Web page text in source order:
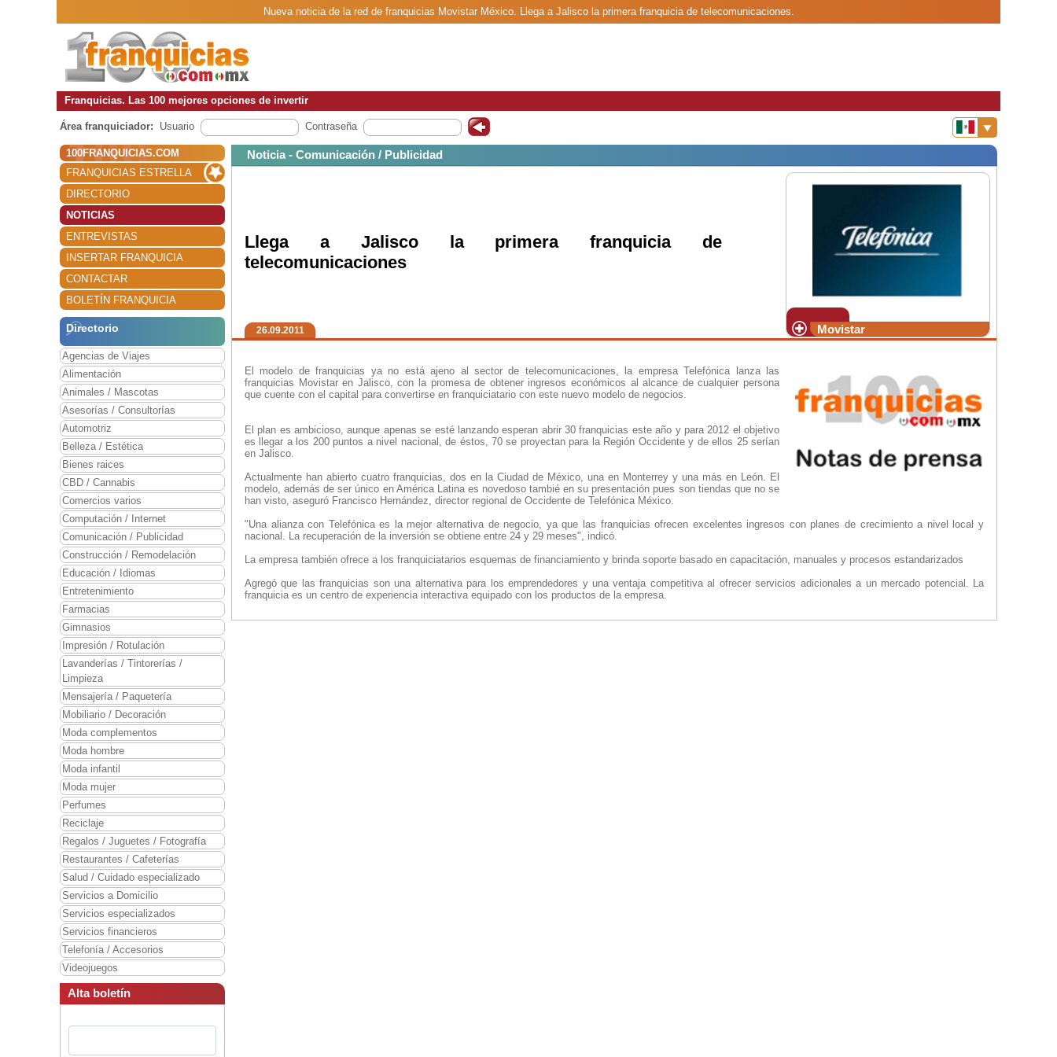
Nueva noticia de la red de franquicias Movistar México. Llega a Jalisco la primera franquicia de telecomunicaciones.
Franquicias. Las 100 mejores opciones de invertir
Área franquiciador: Usuario Contraseña
100FRANQUICIAS.COM
FRANQUICIAS ESTRELLA
DIRECTORIO
NOTICIAS
ENTREVISTAS
INSERTAR FRANQUICIA
CONTACTAR
BOLETÍN FRANQUICIA
Directorio
Agencias de Viajes
Alimentación
Animales / Mascotas
Asesorías / Consultorías
Automotriz
Belleza / Estética
Bienes raices
CBD / Cannabis
Comercios varios
Computación / Internet
Comunicación / Publicidad
Construcción / Remodelación
Educación / Idiomas
Entretenimiento
Farmacias
Gimnasios
Impresión / Rotulación
Lavanderías / Tintorerías /
Limpieza
Mensajería / Paquetería
Mobiliario / Decoración
Moda complementos
Moda hombre
Moda infantil
Moda mujer
Perfumes
Reciclaje
Regalos / Juguetes / Fotografía
Restaurantes / Cafeterías
Salud / Cuidado especializado
Servicios a Domicilio
Servicios especializados
Servicios financieros
Telefonía / Accesorios
Videojuegos
Alta boletín
Noticia - Comunicación / Publicidad
Movistar
Llega a Jalisco la primera franquicia de
telecomunicaciones
26.09.2011
El modelo de franquicias ya no está ajeno al sector de telecomunicaciones, la empresa Telefónica lanza las
franquicias Movistar en Jalisco, con la promesa de obtener ingresos económicos al alcance de cualquier persona
que cuente con el capital para convertirse en franquiciatario con este nuevo modelo de negocios.
El plan es ambicioso, aunque apenas se esté lanzando esperan abrir 30 franquicias este año y para 2012 el objetivo
es llegar a los 200 puntos a nivel nacional, de éstos, 70 se proyectan para la Región Occidente y de ellos 25 serían
en Jalisco.
Actualmente han abierto cuatro franquicias, dos en la Ciudad de México, una en Monterrey y una más en León. El
modelo, además de ser único en América Latina es novedoso tambié en su presentación pues son tiendas que no se
han visto, aseguró Francisco Hernández, director regional de Occidente de Telefónica México.
"Una alianza con Telefónica es la mejor alternativa de negocio, ya que las franquicias ofrecen excelentes ingresos con planes de crecimiento a nivel local y
nacional. La recuperación de la inversión se obtiene entre 24 y 29 meses", indicó.
La empresa también ofrece a los franquiciatarios esquemas de financiamiento y brinda soporte basado en capacitación, manuales y procesos estandarizados
Agregó que las franquicias son una alternativa para los emprendedores y una ventaja competitiva al ofrecer servicios adicionales a un mercado potencial. La
franquicia es un centro de experiencia interactiva equipado con los productos de la empresa.